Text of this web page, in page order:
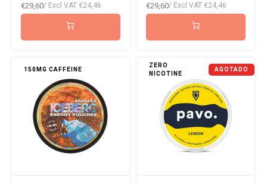
€29,60/ Excl VAT €24,46 €29,60/ Excl VAT €24,46
150MG CAFFEINE
ZERO
NICOTINE
AGOTADO